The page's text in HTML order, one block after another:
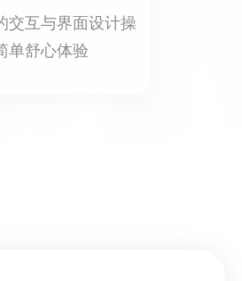
交互与界面设计操
单舒心体验